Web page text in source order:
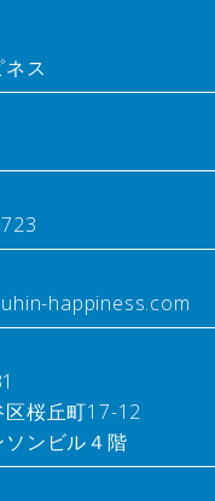
ス
happiness.com
桜丘町17-12
ンビル４階